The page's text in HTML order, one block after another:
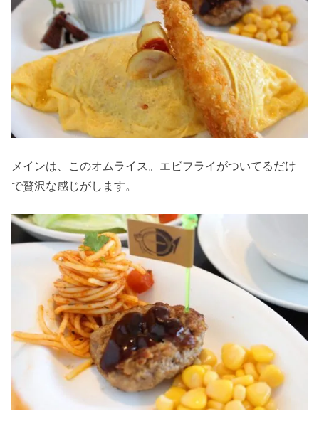
メインは、このオムライス。エビフライがついてるだけ
で贅沢な感じがします。